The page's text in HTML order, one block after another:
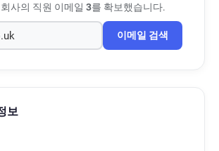
사의 직원 이메일 3를 확보했습니다.
이메일 검색
보